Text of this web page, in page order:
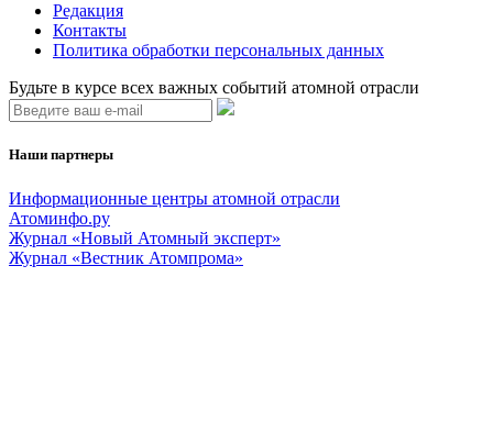
Редакция
Контакты
Политика обработки персональных данных
Будьте в курсе всех важных событий атомной отрасли
Наши партнеры
Информационные центры атомной отрасли
Атоминфо.ру
Журнал «Новый Атомный эксперт»
Журнал «Вестник Атомпрома»